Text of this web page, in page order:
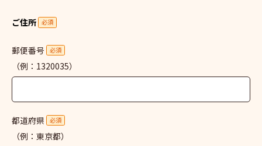
ご住所 必須
郵便番号 必須
（例：1320035）
都道府県 必須
（例：東京都）